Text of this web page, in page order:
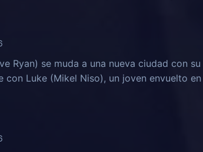
Ryan) se muda a una nueva ciudad con
con Luke (Mikel Niso), un joven envuelto